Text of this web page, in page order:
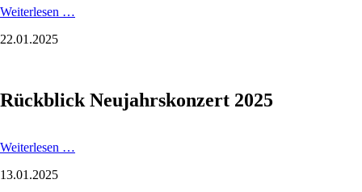
Weiterlesen …
22.01.2025
Rückblick Neujahrskonzert 2025
Weiterlesen …
13.01.2025